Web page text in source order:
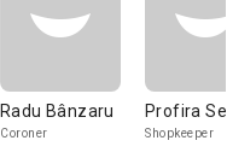
Radu Bânzaru
Coroner
Profira
Shopkeeper